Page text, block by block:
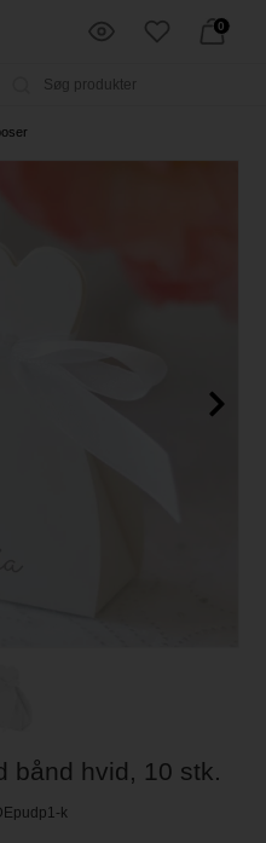
0
bånd hvid, 10 stk.
k